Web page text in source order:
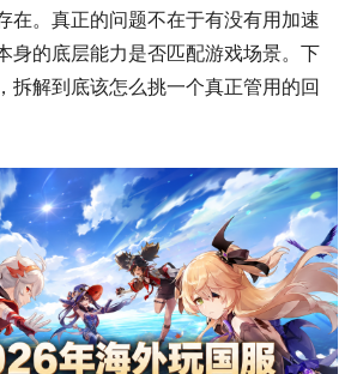
在。真正的问题不在于有没有用加速
身的底层能力是否匹配游戏场景。下
拆解到底该怎么挑一个真正管用的回